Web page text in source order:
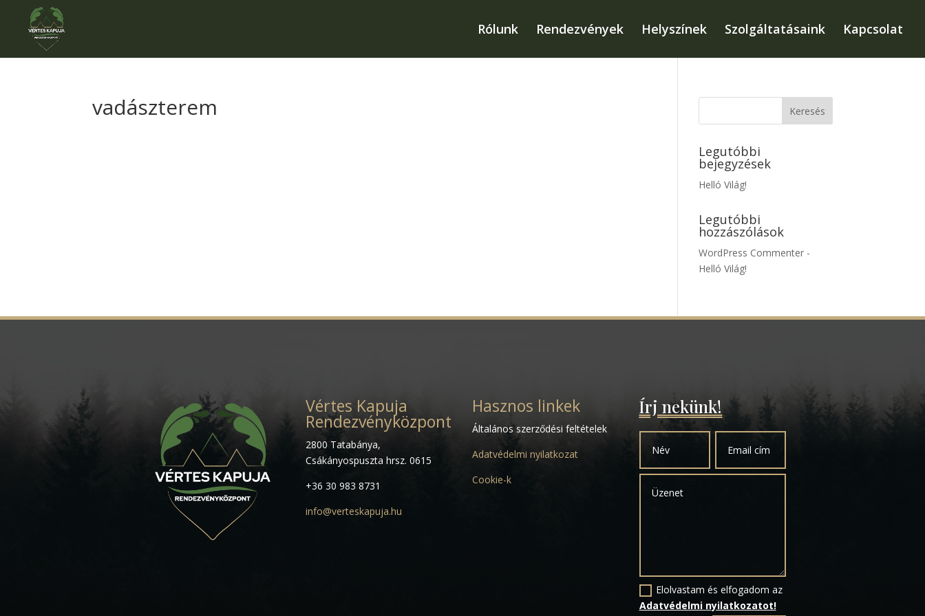
Rólunk Rendezvények Helyszínek Szolgáltatásaink Kapcsolat
vadászterem
Legutóbbi
bejegyzések
Helló Világ!
Legutóbbi
hozzászólások
WordPress Commenter -
Helló Világ!
Vértes Kapuja
Rendezvényközpont
2800 Tatabánya,
Csákányospuszta hrsz. 0615
+36 30 983 8731
info@verteskapuja.hu
Hasznos linkek
Általános szerződési feltételek
Adatvédelmi nyilatkozat
Cookie-k
Írj nekünk!
Elolvastam és elfogadom az
Adatvédelmi nyilatkozatot!